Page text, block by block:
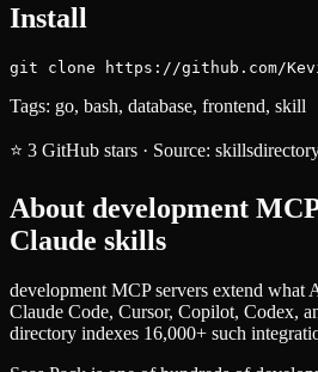
Install
git clone https://github.com/
Tags: go, bash, database, frontend, skill
⭐ 3 GitHub stars · Source:
About development
Claude skills
development MCP servers extend what
Claude Code, Cursor, Copilot, Codex,
directory indexes 16,000+ such